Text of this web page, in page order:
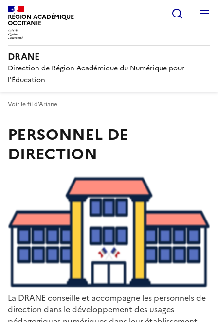
RÉGION ACADÉMIQUE
OCCITANIE
DRANE
Direction de Région Académique du Numérique pour
l'Éducation
Voir le fil d’Ariane
PERSONNEL DE
DIRECTION
La DRANE conseille et accompagne les personnels de
direction dans le développement des usages